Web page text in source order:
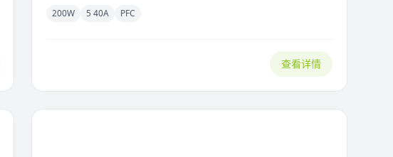
200W 5 40A PFC
查看详情